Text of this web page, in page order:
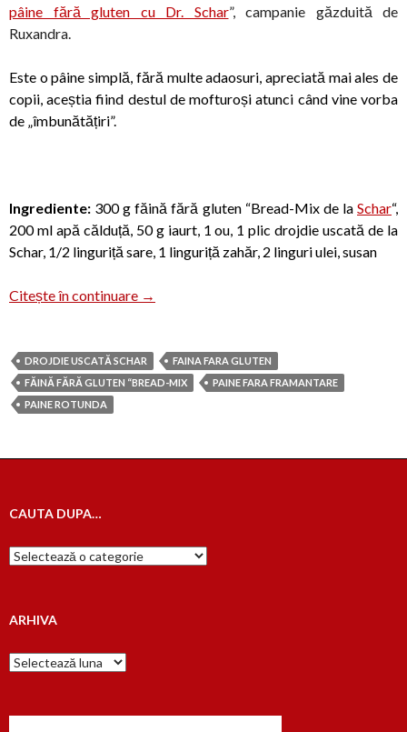
pâine fără gluten cu Dr. Schar”, campanie găzduită de
Ruxandra.
Este o pâine simplă, fără multe adaosuri, apreciată mai ales de
copii, aceștia fiind destul de mofturoși atunci când vine vorba
de „îmbunătățiri”.
Ingrediente: 300 g făină fără gluten “Bread-Mix de la Schar“,
200 ml apă călduță, 50 g iaurt, 1 ou, 1 plic drojdie uscată de la
Schar, 1/2 linguriță sare, 1 linguriță zahăr, 2 linguri ulei, susan
Citește în continuare Pâine fără gluten, cu susan
→
DROJDIE USCATĂ SCHAR
FAINA FARA GLUTEN
FĂINĂ FĂRĂ GLUTEN “BREAD-MIX
PAINE FARA FRAMANTARE
PAINE ROTUNDA
CAUTA DUPA…
Cauta
dupa…
ARHIVA
Arhiva